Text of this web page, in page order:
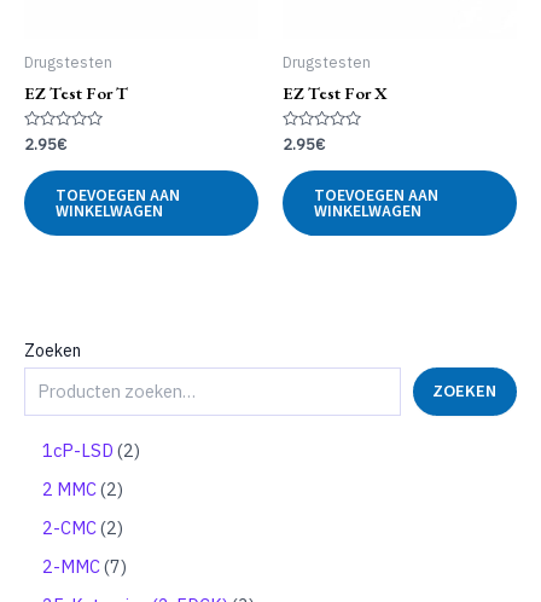
Zoeken
ZOEKEN
1cP-LSD 22
2 MMC 22
r
o
2-CMC 22
r
2-MMC 77
Drugstesten
EZ Test For T
Gewaardeerd
0
5
2.95€
TOEVOEGEN AAN
WINKELWAGEN
Drugstesten
EZ Test For X
Gewaardeerd
0
5
2.95€
TOEVOEGEN AAN
WINKELWAGEN